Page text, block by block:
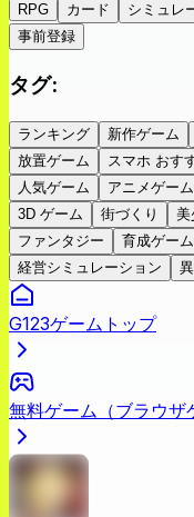
RPG カード シミュレ
事前登録
タグ:
ランキング 新作ゲーム
放置ゲーム
スマホ おす
人気ゲーム
アニメゲーム
3D ゲーム
街づくり 美
ファンタジー
育成ゲーム
経営シミュレーション
G123ゲームトップ
無料ゲーム（ブラウザ